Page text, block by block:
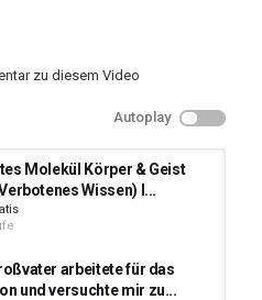
zu diesem Video
Autoplay
Molekül Körper & Geist
Wissen) I...
arbeitete für das
und versuchte mir zu...